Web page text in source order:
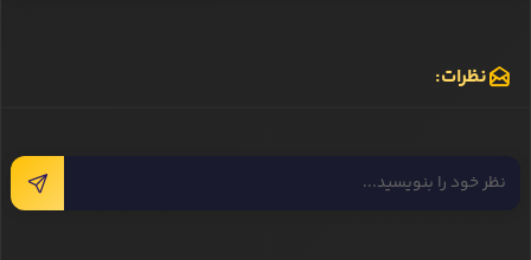
نظرات: